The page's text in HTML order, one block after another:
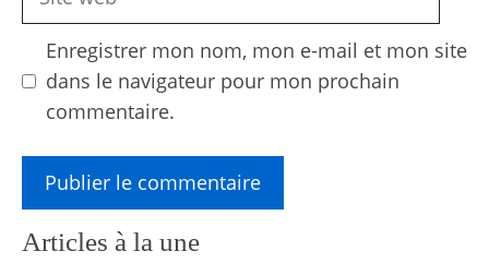
Enregistrer mon nom, mon e-mail et mon site
dans le navigateur pour mon prochain
commentaire.
Articles à la une